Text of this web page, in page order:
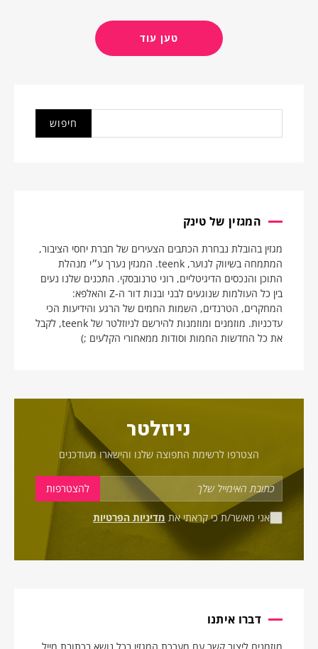
טען עוד
המגזין של טינק
מגזין בהובלת נבחרת הכתבים הצעירים של חברת יחסי הציבור,
המתמחה בשיווק לנוער, teenk. המגזין נערך ע״י מנהלת
התוכן והנכסים הדיגיטליים, רוני טרנובסקי. התכנים שלנו נעים
בין כל העולמות שנוגעים לבני ובנות דור ה-Z והאלפא:
המחקרים, הטרנדים, השמות החמים של הרגע והידיעות הכי
עדכניות. מוזמנים ומוזמנות להירשם לניוזלטר של teenk, לקבל
את כל החדשות החמות וסודות ממאחורי הקלעים ;)
ניוזלטר
הצטרפו לרשימת התפוצה שלנו והישארו מעודכנים
אני מאשר/ת כי קראתי את מדיניות הפרטיות
דברו איתנו